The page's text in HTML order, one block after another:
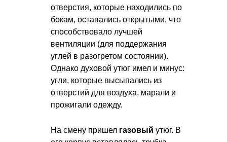
отверстия, которые находились по
бокам, оставались открытыми, что
способствовало лучшей
вентиляции (для поддержания
углей в разогретом состоянии).
Однако духовой утюг имел и минус:
угли, которые высыпались из
отверстий для воздуха, марали и
прожигали одежду.
На смену пришел газовый утюг. В